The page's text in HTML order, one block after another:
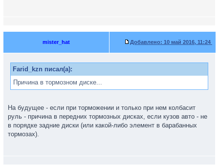
mister_hat Добавлено: 10 май 2016, 11:24
Farid_kzn писал(а):
Причина в тормозном диске...
На будущее - если при торможении и только при нем колбасит
руль - причина в передних тормозных дисках, если кузов авто - не
в порядке задние диски (или какой-либо элемент в барабанных
тормозах).